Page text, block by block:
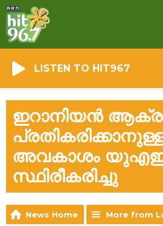
LISTEN TO HIT967
ഇറാനിയൻ
അവകാശം
സ്ഥിരീകരിച്ചു
News Home More from